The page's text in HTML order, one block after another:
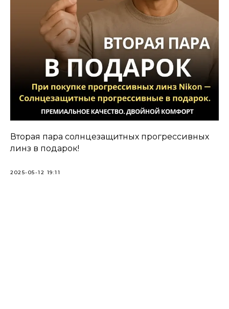
Вторая пара солнцезащитных прогрессивных
линз в подарок!
2025-05-12 19:11